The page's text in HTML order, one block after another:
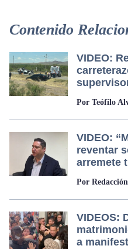
Contenido
VIDEO:
Por Teófilo
VIDEO:
reventar
arremete
Por Redacción
VIDEOS:
a